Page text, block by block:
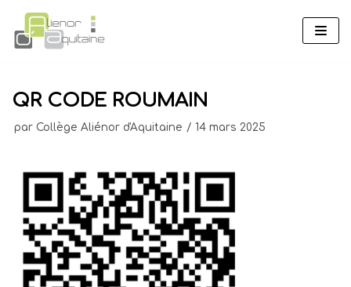
Aller
au
QR CODE ROUMAIN
par Collège Aliénor d'Aquitaine 14 mars 2025